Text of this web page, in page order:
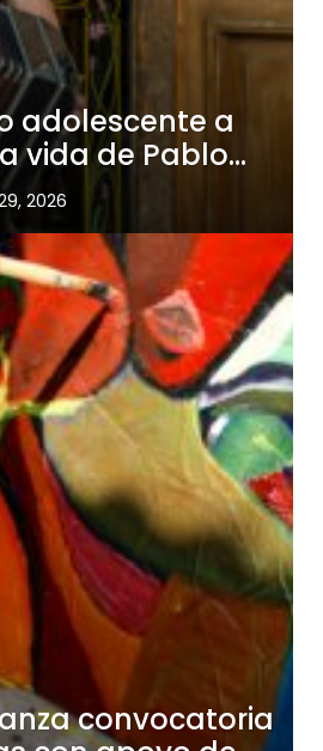
adolescente a
vida de Pablo
bandoneones
2026
convocatoria